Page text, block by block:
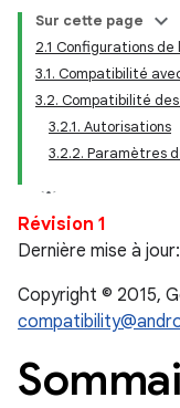
Sur cette page
2.1 Configurations de
3.1. Compatibilité
3.2. Compatibilité
3.2.1. Autorisations
3.2.2. Paramètres
Révision 1
Dernière mise à
Copyright © 2015,